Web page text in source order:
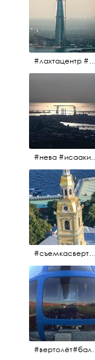
#лахтацентр #лахта #башнягазпром #газпром #башня #небоскрёбпитера #небоскрёб #финскийзалив #санктпетербург
#нева #исаакий #исаакиевскийсобор #нева
#съемкасвертолета #вертолёт #съёмкасвертолёта #петропавловскаякрепость #заячийостров #санктпетербург